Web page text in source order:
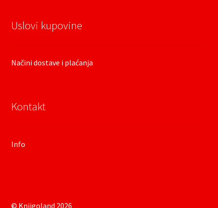
Uslovi kupovine
Načini dostave i plaćanja
Kontakt
Info
© Knjigoland 2026